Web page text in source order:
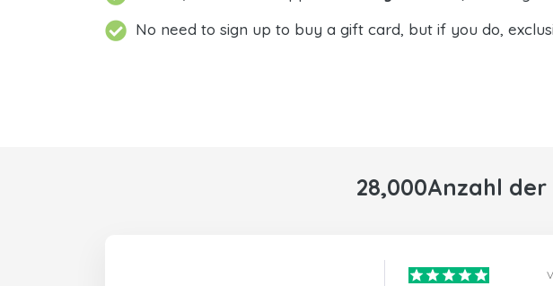
No need to sign up to buy a gift card, but if you do,
28,000Anzahl